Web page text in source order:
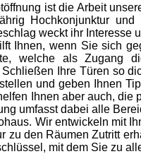
ist die Arbeit
Hochkonjunktur
weckt ihr Interesse
Ihnen, wenn Sie sich
welche als Zugang
Ihre Türen so
und geben Ihnen
Ihnen aber auch,
umfasst dabei alle
Wir entwickeln mit
zu den Räumen Zutritt
mit dem Sie zu